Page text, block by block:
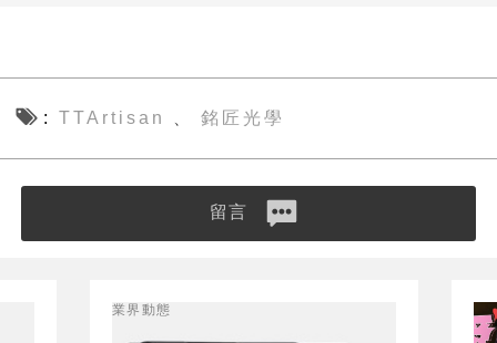
TTArtisan 銘匠光學
留言
業界動態